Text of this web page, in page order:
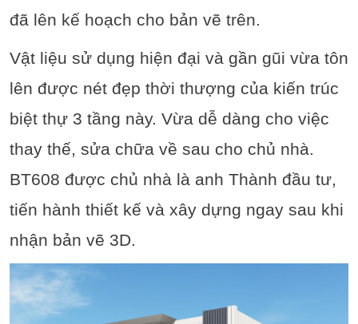
đã lên kế hoạch cho bản vẽ trên.
Vật liệu sử dụng hiện đại và gần gũi vừa tôn
lên được nét đẹp thời thượng của kiến trúc
biệt thự 3 tầng này. Vừa dễ dàng cho việc
thay thế, sửa chữa về sau cho chủ nhà.
BT608 được chủ nhà là anh Thành đầu tư,
tiến hành thiết kế và xây dựng ngay sau khi
nhận bản vẽ 3D.